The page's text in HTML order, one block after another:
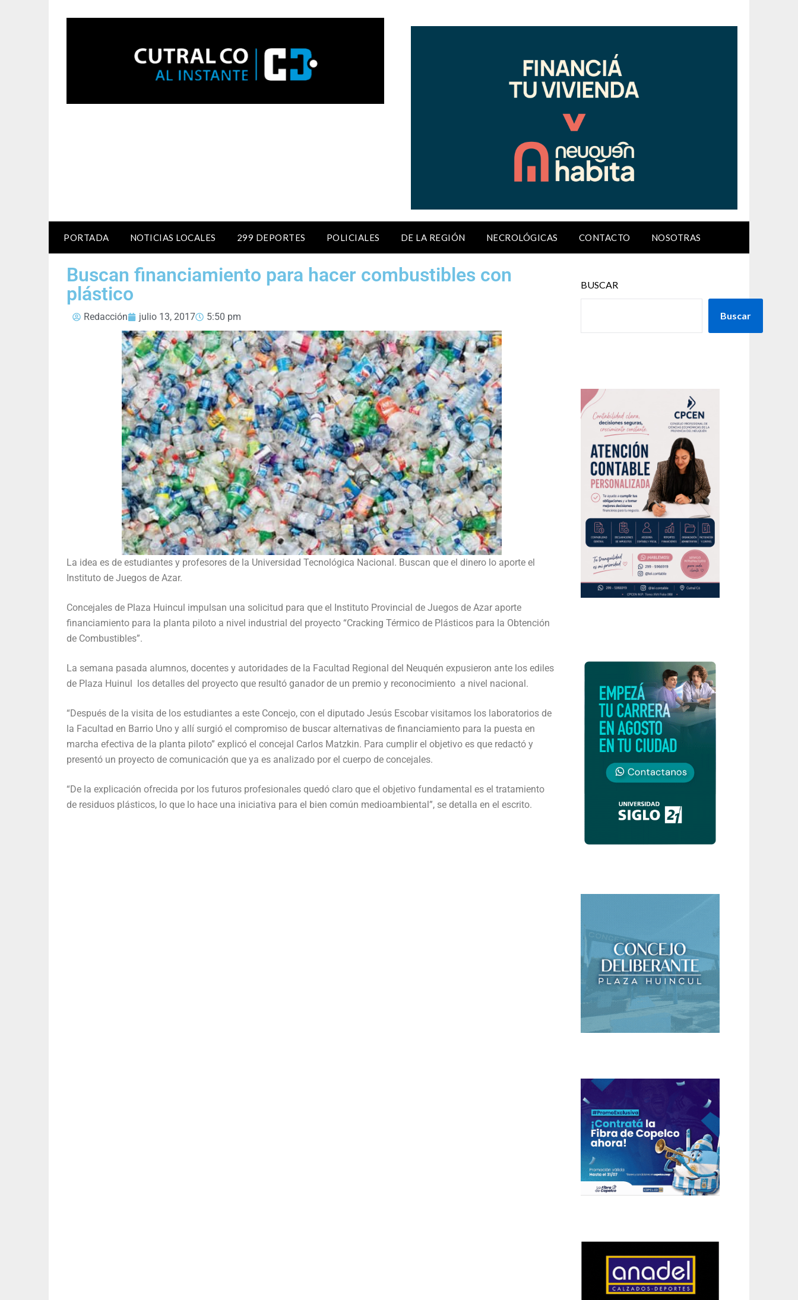
PORTADA NOTICIAS LOCALES 299 DEPORTES POLICIALES DE LA REGIÓN NECROLÓGICAS CONTACTO NOSOTRAS
Buscan financiamiento para hacer combustibles con
plástico
Redacción julio 13, 2017 5:50 pm
La idea es de estudiantes y profesores de la Universidad Tecnológica Nacional. Buscan que el dinero lo aporte el
Instituto de Juegos de Azar.
Concejales de Plaza Huincul impulsan una solicitud para que el Instituto Provincial de Juegos de Azar aporte
financiamiento para la planta piloto a nivel industrial del proyecto “Cracking Térmico de Plásticos para la Obtención
de Combustibles”.
La semana pasada alumnos, docentes y autoridades de la Facultad Regional del Neuquén expusieron ante los ediles
de Plaza Huinul los detalles del proyecto que resultó ganador de un premio y reconocimiento a nivel nacional.
“Después de la visita de los estudiantes a este Concejo, con el diputado Jesús Escobar visitamos los laboratorios de
la Facultad en Barrio Uno y allí surgió el compromiso de buscar alternativas de financiamiento para la puesta en
marcha efectiva de la planta piloto” explicó el concejal Carlos Matzkin. Para cumplir el objetivo es que redactó y
presentó un proyecto de comunicación que ya es analizado por el cuerpo de concejales.
“De la explicación ofrecida por los futuros profesionales quedó claro que el objetivo fundamental es el tratamiento
de residuos plásticos, lo que lo hace una iniciativa para el bien común medioambiental”, se detalla en el escrito.
BUSCAR
Buscar